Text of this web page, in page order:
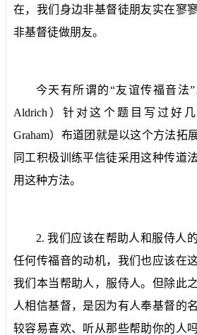
在，我们身边非基督徒朋友实在寥
非基督徒做朋友。
今天有所谓的“友谊传福音法
Aldrich ）针对这个题目写过好
Graham）布道团就是以这个方法拓
同工积极训练平信徒采用这种传道
用这种方法。
2.我们应该在帮助人和服侍人
任何传福音的动机，我们也应该在
我们本当帮助人，服侍人。但除此
人相信基督，是因为有人奉基督的
较容易喜欢、听从那些帮助你的人